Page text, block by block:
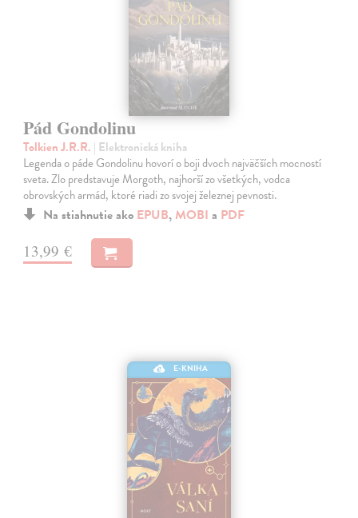
Pád Gondolinu
Tolkien J.R.R. | Elektronická kniha
Legenda o páde Gondolinu hovorí o boji dvoch najväčších mocností
sveta. Zlo predstavuje Morgoth, najhorší zo všetkých, vodca
obrovských armád, ktoré riadi zo svojej železnej pevnosti.
Na stiahnutie ako EPUB, MOBI a PDF
13,99 €
E-KNIHA